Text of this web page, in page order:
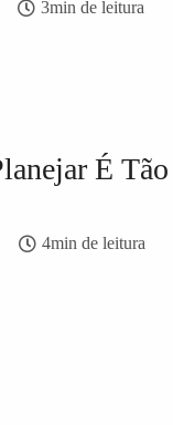
3min de leitura
É
4min de leitura